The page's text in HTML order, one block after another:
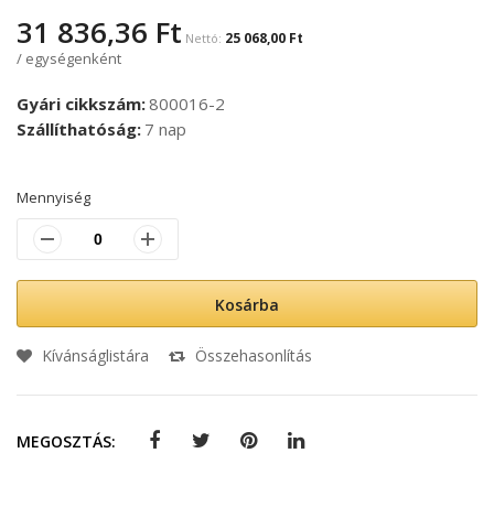
31 836,36 Ft 25 068,00 Ft
/ egységenként
Gyári cikkszám 800016-2
Szállíthatóság 7 nap
Mennyiség
Kosárba
Kívánságlistára Összehasonlítás
MEGOSZTÁS: